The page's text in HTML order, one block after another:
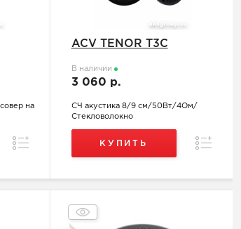
на
Сравнение
ACV TENOR T3C
В наличии
3 060 р.
СЧ акустика 8/9 см/50Вт/4Ом/
Стекловолокно
КУПИТЬ